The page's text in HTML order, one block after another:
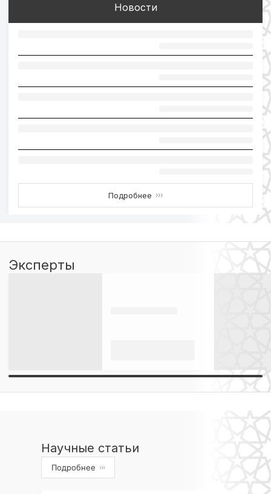
Новости
Подробнее ›››
Эксперты
Научные статьи
Подробнее ›››